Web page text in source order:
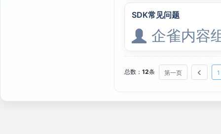
SDK常见问题
企雀内容
总数： 12条 第一页 1